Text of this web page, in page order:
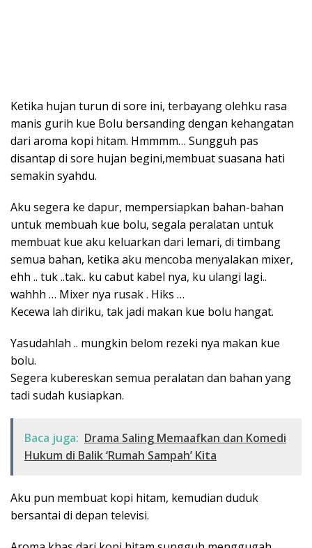
Ketika hujan turun di sore ini, terbayang olehku rasa
manis gurih kue Bolu bersanding dengan kehangatan
dari aroma kopi hitam. Hmmmm… Sungguh pas
disantap di sore hujan begini,membuat suasana hati
semakin syahdu.
Aku segera ke dapur, mempersiapkan bahan-bahan
untuk membuah kue bolu, segala peralatan untuk
membuat kue aku keluarkan dari lemari, di timbang
semua bahan, ketika aku mencoba menyalakan mixer,
ehh .. tuk ..tak.. ku cabut kabel nya, ku ulangi lagi..
wahhh … Mixer nya rusak . Hiks …
Kecewa lah diriku, tak jadi makan kue bolu hangat.
Yasudahlah .. mungkin belom rezeki nya makan kue
bolu.
Segera kubereskan semua peralatan dan bahan yang
tadi sudah kusiapkan.
Baca juga: Drama Saling Memaafkan dan Komedi
Hukum di Balik ‘Rumah Sampah’ Kita
Aku pun membuat kopi hitam, kemudian duduk
bersantai di depan televisi.